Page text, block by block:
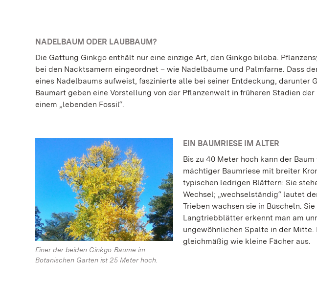
NADELBAUM ODER LAUBBAUM?
Die Gattung Ginkgo enthält nur eine einzige Art, den Ginkgo biloba.
bei den Nacktsamern eingeordnet – wie Nadelbäume und Palmfarne. Dass
eines Nadelbaums aufweist, faszinierte alle bei seiner Entdeckung, darunter
Baumart geben eine Vorstellung von der Pflanzenwelt in früheren Stadien
einem „lebenden Fossil“.
Einer der beiden Ginkgo-Bäume im
Botanischen Garten ist 25 Meter hoch.
EIN BAUMRIESE IM ALTER
Bis zu 40 Meter hoch kann der
mächtiger Baumriese mit breiter
typischen ledrigen Blättern: Sie
Wechsel; „wechselständig“ lautet
Trieben wachsen sie in Büscheln.
Langtriebblätter erkennt man am
ungewöhnlichen Spalte in der
gleichmäßig wie kleine Fächer aus.